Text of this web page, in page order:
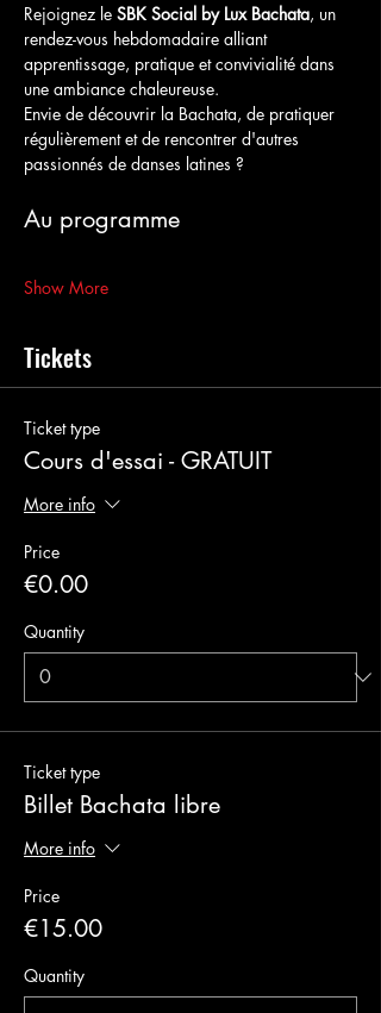
Rejoignez le SBK Social by Lux Bachata, un
rendez-vous hebdomadaire alliant
apprentissage, pratique et convivialité dans
une ambiance chaleureuse.
Envie de découvrir la Bachata, de pratiquer
régulièrement et de rencontrer d'autres
passionnés de danses latines ?
Au programme
Show More
Tickets
Ticket type
Cours d'essai - GRATUIT
More info
Price
€0.00
Quantity
Ticket type
Billet Bachata libre
More info
Price
€15.00
Quantity